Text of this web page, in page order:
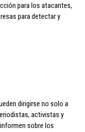
para los atacantes,
para detectar y
dirigirse no solo a
activistas y
sobre los